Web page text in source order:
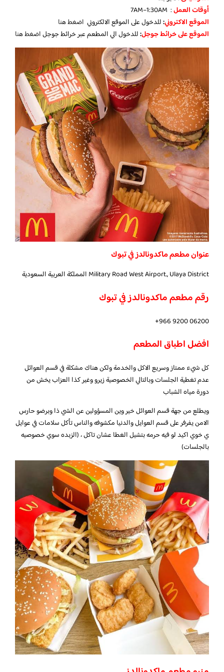
أوقات العمل: 7AM–1:30AM
الموقع الاكتروني:للدخول على الموقع الالكتروني اضغط هنا
الموقع على خرائط جوجل:للدخول الي المطعم عبر خرائط جوجلاضغط هنا
عنوان مطعم ماكدونالدز في تبوك
Military Road West Airport., Ulaya District المملكة العربية السعودية
رقم مطعم ماكدونالدز في تبوك
افضل اطباق المطعم
كل شيء ممتاز وسريع الاكل والخدمة ولكن هناك مشكلة في قسم العوائل
عدم تغطية الجلسات وبالتالي الخصوصية زيرو وغير كذا العزاب يخش من
دورة مياه الشباب
ويطلع من جهة قسم العوائل خير وين المسؤولين عن الشي ذا وبرضو حارس
الامن يفرفر على قسم العوايل والدنيا مكشوفه والناس تأكل سلامات في عوايل
ي خوي اكيد لو فيه حرمه بتشيل الغطا عشان تاكل ، (الزبده سوي خصوصيه
بالجلسات)